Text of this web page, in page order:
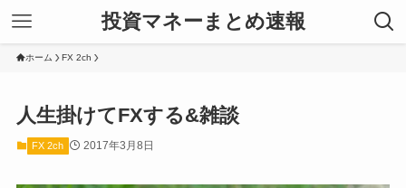
投資マネーまとめ速報
ホーム FX 2ch
人生掛けてFXする&雑談
FX 2ch 2017年3月8日